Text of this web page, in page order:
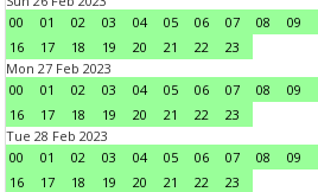
00
01 02 03 04 05 06 07 08 09
16
17 18 19 20 21 22
23
Mon 27 Feb 2023
00
01 02 03 04 05 06 07 08 09
16
17 18 19 20 21 22
23
Tue 28 Feb 2023
00
01 02 03 04 05 06 07 08 09
16
17 18 19 20 21 22
23